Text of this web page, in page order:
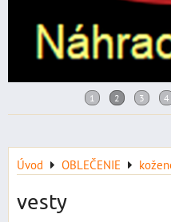
Úvod OBLEČENIE
vesty